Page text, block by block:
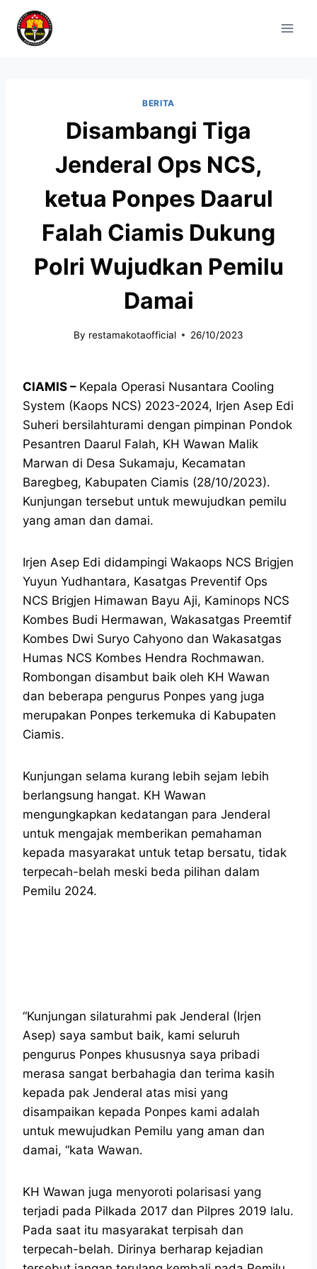
BERITA
Disambangi Tiga
Jenderal Ops NCS,
ketua Ponpes Daarul
Falah Ciamis Dukung
Polri Wujudkan Pemilu
Damai
By restamakotaofficial 26/10/2023
CIAMIS – Kepala Operasi Nusantara Cooling
System (Kaops NCS) 2023-2024, Irjen Asep Edi
Suheri bersilahturami dengan pimpinan Pondok
Pesantren Daarul Falah, KH Wawan Malik
Marwan di Desa Sukamaju, Kecamatan
Baregbeg, Kabupaten Ciamis (28/10/2023).
Kunjungan tersebut untuk mewujudkan pemilu
yang aman dan damai.
Irjen Asep Edi didampingi Wakaops NCS Brigjen
Yuyun Yudhantara, Kasatgas Preventif Ops
NCS Brigjen Himawan Bayu Aji, Kaminops NCS
Kombes Budi Hermawan, Wakasatgas Preemtif
Kombes Dwi Suryo Cahyono dan Wakasatgas
Humas NCS Kombes Hendra Rochmawan.
Rombongan disambut baik oleh KH Wawan
dan beberapa pengurus Ponpes yang juga
merupakan Ponpes terkemuka di Kabupaten
Ciamis.
Kunjungan selama kurang lebih sejam lebih
berlangsung hangat. KH Wawan
mengungkapkan kedatangan para Jenderal
untuk mengajak memberikan pemahaman
kepada masyarakat untuk tetap bersatu, tidak
terpecah-belah meski beda pilihan dalam
Pemilu 2024.
“Kunjungan silaturahmi pak Jenderal (Irjen
Asep) saya sambut baik, kami seluruh
pengurus Ponpes khususnya saya pribadi
merasa sangat berbahagia dan terima kasih
kepada pak Jenderal atas misi yang
disampaikan kepada Ponpes kami adalah
untuk mewujudkan Pemilu yang aman dan
damai, “kata Wawan.
KH Wawan juga menyoroti polarisasi yang
terjadi pada Pilkada 2017 dan Pilpres 2019 lalu.
Pada saat itu masyarakat terpisah dan
terpecah-belah. Dirinya berharap kejadian